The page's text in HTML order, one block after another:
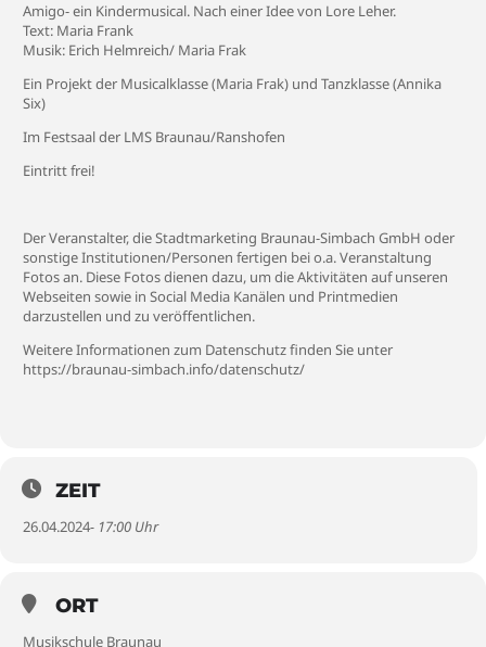
Amigo- ein Kindermusical. Nach einer Idee von Lore Leher.
Text: Maria Frank
Musik: Erich Helmreich/ Maria Frak
Ein Projekt der Musicalklasse (Maria Frak) und Tanzklasse (Annika
Six)
Im Festsaal der LMS Braunau/Ranshofen
Eintritt frei!
Der Veranstalter, die Stadtmarketing Braunau-Simbach GmbH oder
sonstige Institutionen/Personen fertigen bei o.a. Veranstaltung
Fotos an. Diese Fotos dienen dazu, um die Aktivitäten auf unseren
Webseiten sowie in Social Media Kanälen und Printmedien
darzustellen und zu veröffentlichen.
Weitere Informationen zum Datenschutz finden Sie unter
https://braunau-simbach.info/datenschutz/
ZEIT
26.04.2024- 17:00 Uhr
ORT
Musikschule Braunau